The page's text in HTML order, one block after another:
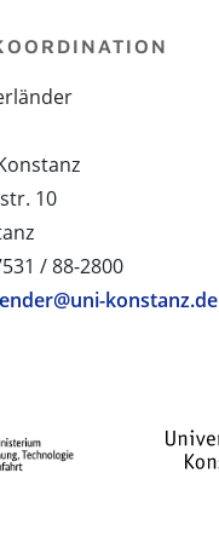
10
/ 88-2800
konstanz.de